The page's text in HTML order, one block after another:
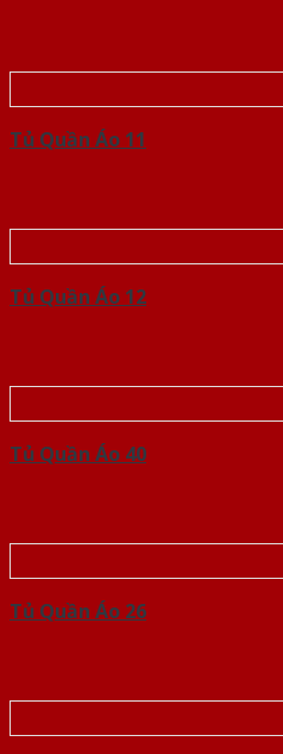
Tủ Quần Áo 11
Tủ Quần Áo 12
Tủ Quần Áo 40
Tủ Quần Áo 26